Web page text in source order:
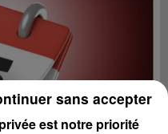
est notre priorité
sans accepter